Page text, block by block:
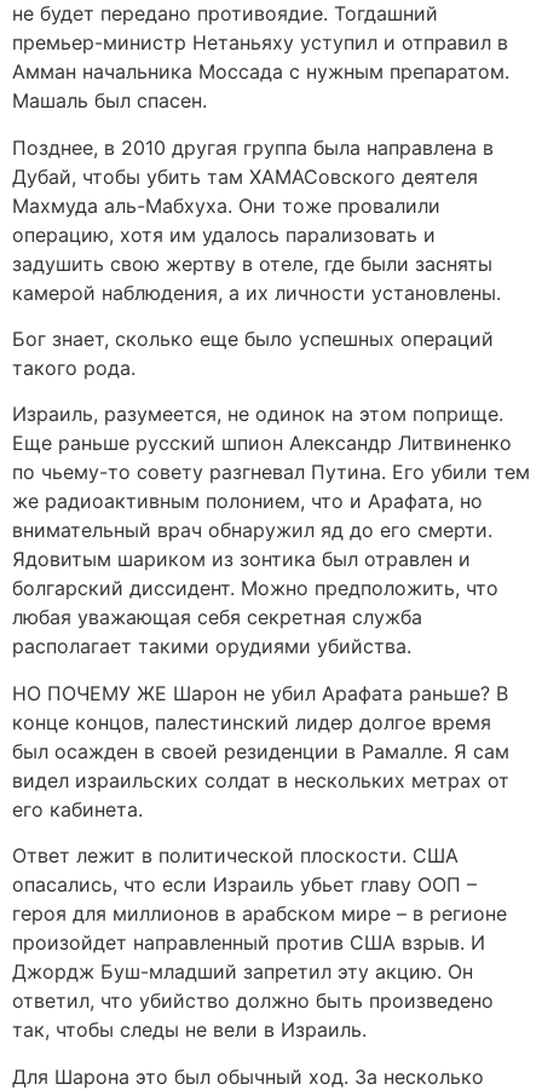
не будет передано противоядие. Тогдашний
премьер-министр Нетаньяху уступил и отправил в
Амман начальника Моссада с нужным препаратом.
Машаль был спасен.
Позднее, в 2010 другая группа была направлена в
Дубай, чтобы убить там ХАМАСовского деятеля
Махмуда аль-Мабхуха. Они тоже провалили
операцию, хотя им удалось парализовать и
задушить свою жертву в отеле, где были засняты
камерой наблюдения, а их личности установлены.
Бог знает, сколько еще было успешных операций
такого рода.
Израиль, разумеется, не одинок на этом поприще.
Еще раньше русский шпион Александр Литвиненко
по чьему-то совету разгневал Путина. Его убили тем
же радиоактивным полонием, что и Арафата, но
внимательный врач обнаружил яд до его смерти.
Ядовитым шариком из зонтика был отравлен и
болгарский диссидент. Можно предположить, что
любая уважающая себя секретная служба
располагает такими орудиями убийства.
НО ПОЧЕМУ ЖЕ Шарон не убил Арафата раньше? В
конце концов, палестинский лидер долгое время
был осажден в своей резиденции в Рамалле. Я сам
видел израильских солдат в нескольких метрах от
его кабинета.
Ответ лежит в политической плоскости. США
опасались, что если Израиль убьет главу ООП –
героя для миллионов в арабском мире – в регионе
произойдет направленный против США взрыв. И
Джордж Буш-младший запретил эту акцию. Он
ответил, что убийство должно быть произведено
так, чтобы следы не вели в Израиль.
Для Шарона это был обычный ход. За несколько